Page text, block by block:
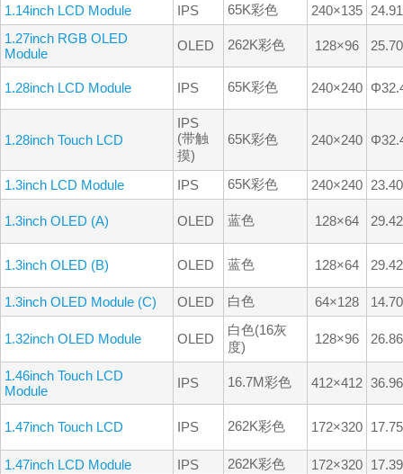
1.14inch LCD Module IPS 65K彩色 240×135
1.27inch RGB OLED
Module
OLED 262K彩色 128×96
1.28inch LCD Module IPS 65K彩色 240×240
1.28inch Touch LCD
IPS
(带触
摸)
65K彩色 240×240
1.3inch LCD Module IPS 65K彩色 240×240
1.3inch OLED (A) OLED 蓝色 128×64
1.3inch OLED (B) OLED 蓝色 128×64
1.3inch OLED Module (C) OLED 白色 64×128
1.32inch OLED Module OLED
白色(16灰
度)
128×96
1.46inch Touch LCD
Module
IPS 16.7M彩色 412×412
1.47inch Touch LCD IPS 262K彩色 172×320
1.47inch LCD Module IPS 262K彩色 172×320